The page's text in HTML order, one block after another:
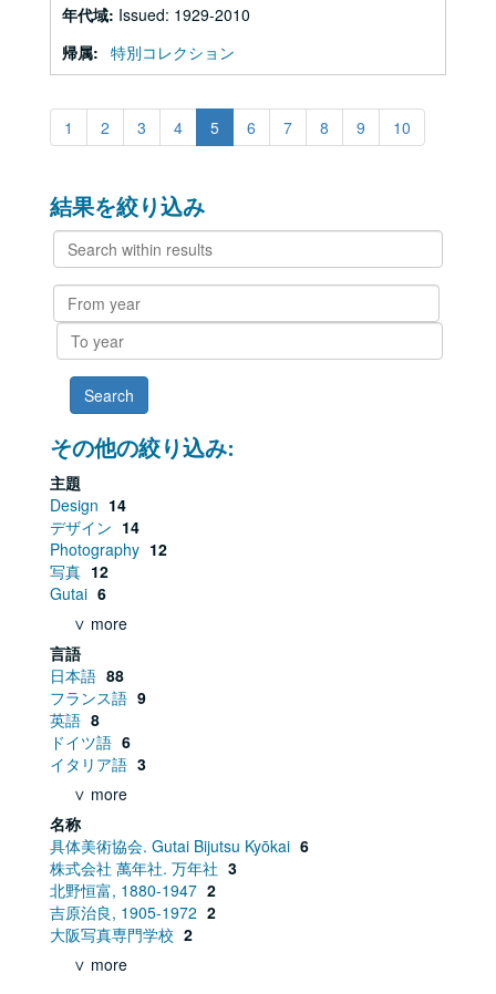
年代域: Issued: 1929-2010
帰属: 特別コレクション
1 2 3 4 5 6 7 8 9 10
結果を絞り込み
Search
within
results
From
year
To
year
その他の絞り込み:
主題
Design 14
デザイン 14
Photography 12
写真 12
Gutai 6
∨ more
言語
日本語 88
フランス語 9
英語 8
ドイツ語 6
イタリア語 3
∨ more
名称
具体美術協会. Gutai Bijutsu Kyōkai 6
株式会社 萬年社. 万年社 3
北野恒富, 1880-1947 2
吉原治良, 1905-1972 2
大阪写真専門学校 2
∨ more